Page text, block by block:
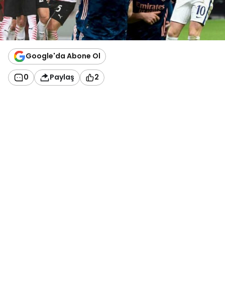
Google'da Abone Ol
0 Paylaş 2